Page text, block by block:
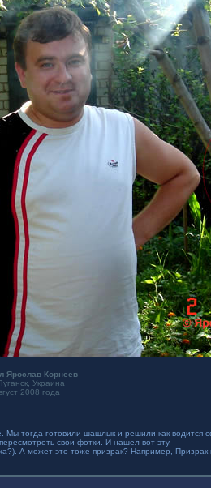
Ярослав Корнеев
Украина
2008 года
тогда готовили шашлык и решили как водится
свои фотки. И нашел вот эту.
А может это тоже призрак? Например,